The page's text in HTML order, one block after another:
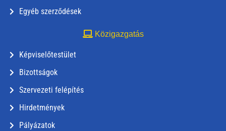
Egyéb szerződések
Közigazgatás
Képviselőtestület
Bizottságok
Szervezeti felépítés
Hirdetmények
Pályázatok